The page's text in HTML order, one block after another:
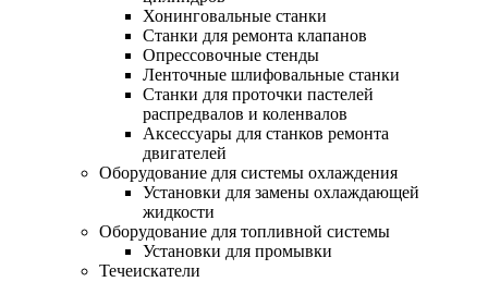
Хонинговальные станки
Станки для ремонта клапанов
Опрессовочные стенды
Ленточные шлифовальные станки
Станки для проточки пастелей
распредвалов и коленвалов
Аксессуары для станков ремонта
двигателей
Оборудование для системы охлаждения
Установки для замены охлаждающей
жидкости
Оборудование для топливной системы
Установки для промывки
Течеискатели